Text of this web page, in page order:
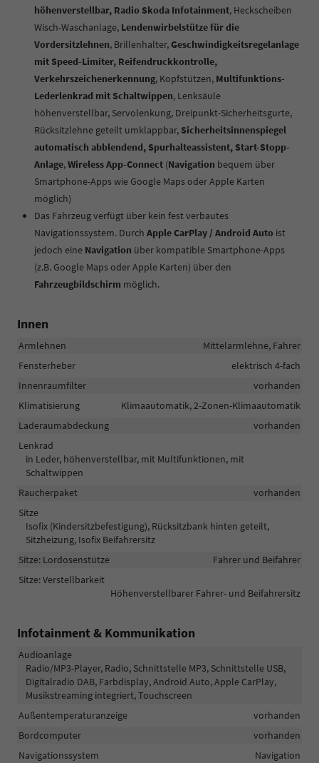
höhenverstellbar, Radio Skoda Infotainment, Heckscheiben
Wisch-Waschanlage, Lendenwirbelstütze für die
Vordersitzlehnen, Brillenhalter,Geschwindigkeitsregelanlage
mit Speed-Limiter, Reifendruckkontrolle,
Verkehrszeichenerkennung, Kopfstützen, Multifunktions-
Lederlenkrad mit Schaltwippen, Lenksäule
höhenverstellbar, Servolenkung, Dreipunkt-Sicherheitsgurte,
Rücksitzlehne geteilt umklappbar, Sicherheitsinnenspiegel
automatisch abblendend, Spurhalteassistent, Start-Stopp-
Anlage,Wireless App-Connect (Navigation bequem über
Smartphone-Apps wie Google Maps oder Apple Karten
möglich)
Das Fahrzeug verfügt über kein fest verbautes
Navigationssystem. Durch Apple CarPlay / Android Auto ist
jedoch eine Navigation über kompatible Smartphone-Apps
(z.B. Google Maps oder Apple Karten) über den
Fahrzeugbildschirm möglich.
Innen
Armlehnen
Mittelarmlehne, Fahrer
Fensterheber
elektrisch 4-fach
Innenraumfilter
vorhanden
Klimatisierung
Klimaautomatik, 2-Zonen-Klimaautomatik
Laderaumabdeckung
vorhanden
Lenkrad
in Leder, höhenverstellbar, mit Multifunktionen, mit
Schaltwippen
Raucherpaket
vorhanden
Sitze
Isofix (Kindersitzbefestigung), Rücksitzbank hinten geteilt,
Sitzheizung, Isofix Beifahrersitz
Sitze: Lordosenstütze
Fahrer und Beifahrer
Sitze: Verstellbarkeit
Höhenverstellbarer Fahrer- und Beifahrersitz
Infotainment & Kommunikation
Audioanlage
Radio/MP3-Player, Radio, Schnittstelle MP3, Schnittstelle USB,
Digitalradio DAB, Farbdisplay, Android Auto, Apple CarPlay,
Musikstreaming integriert, Touchscreen
Außentemperaturanzeige
vorhanden
Bordcomputer
vorhanden
Navigationssystem
Navigation